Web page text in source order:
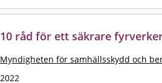
10 råd för ett säkrare
Myndigheten för samhällsskydd och
2022